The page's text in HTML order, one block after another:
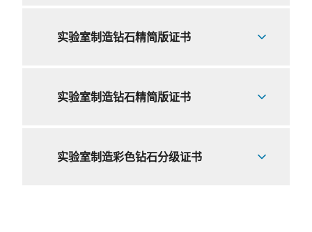
实验室制造钻石精简版证书
实验室制造钻石精简版证书
实验室制造彩色钻石分级证书